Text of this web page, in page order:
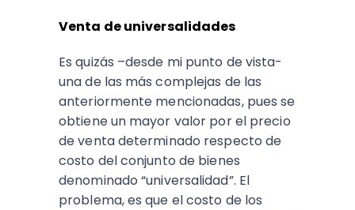
Venta de universalidades
Es quizás –desde mi punto de vista-
una de las más complejas de las
anteriormente mencionadas, pues se
obtiene un mayor valor por el precio
de venta determinado respecto de
costo del conjunto de bienes
denominado “universalidad”. El
problema, es que el costo de los